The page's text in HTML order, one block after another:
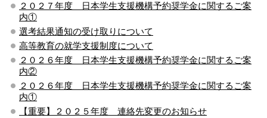
２０２７年度 日本学生支援機構予約奨学金に関するご案
内①
選考結果通知の受け取りについて
高等教育の就学支援制度について
２０２６年度 日本学生支援機構予約奨学金に関するご案
内②
２０２６年度 日本学生支援機構予約奨学金に関するご案
内①
【重要】２０２５年度 連絡先変更のお知らせ